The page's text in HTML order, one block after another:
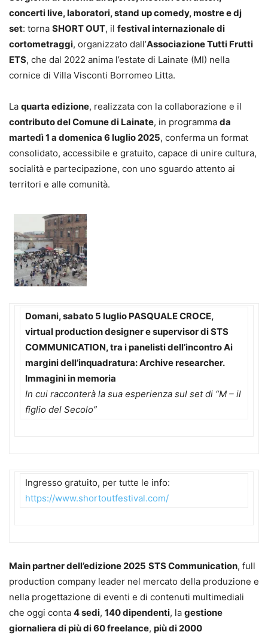
concerti live, laboratori, stand up comedy, mostre e dj
set: torna SHORT OUT, il festival internazionale di
cortometraggi, organizzato dall’Associazione Tutti Frutti
ETS, che dal 2022 anima l’estate di Lainate (MI) nella
cornice di Villa Visconti Borromeo Litta.
La quarta edizione, realizzata con la collaborazione e il
contributo del Comune di Lainate, in programma da
martedì 1 a domenica 6 luglio 2025, conferma un format
consolidato, accessibile e gratuito, capace di unire cultura,
socialità e partecipazione, con uno sguardo attento ai
territori e alle comunità.
Domani, sabato 5 luglio PASQUALE CROCE,
virtual production designer e supervisor di STS
COMMUNICATION, tra i panelisti dell’incontro Ai
margini dell’inquadratura: Archiveresearcher.
Immagini in memoria
In cui racconterà la sua esperienza sul set di “M – il
figlio del Secolo”
Ingresso gratuito, per tutte le info:
https://www.shortoutfestival.com/
Main partner dell’edizione 2025 STS Communication, full
production company leader nel mercato della produzione e
nella progettazione di eventi e di contenuti multimediali
che oggi conta 4 sedi, 140 dipendenti, la gestione
giornaliera di più di 60 freelance, più di 2000